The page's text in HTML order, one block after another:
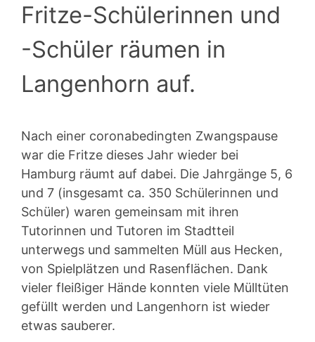
Fritze-Schülerinnen und
-Schüler räumen in
Langenhorn auf.
Nach einer coronabedingten Zwangspause
war die Fritze dieses Jahr wieder bei
Hamburg räumt auf dabei. Die Jahrgänge 5, 6
und 7 (insgesamt ca. 350 Schülerinnen und
Schüler) waren gemeinsam mit ihren
Tutorinnen und Tutoren im Stadtteil
unterwegs und sammelten Müll aus Hecken,
von Spielplätzen und Rasenflächen. Dank
vieler fleißiger Hände konnten viele Mülltüten
gefüllt werden und Langenhorn ist wieder
etwas sauberer.